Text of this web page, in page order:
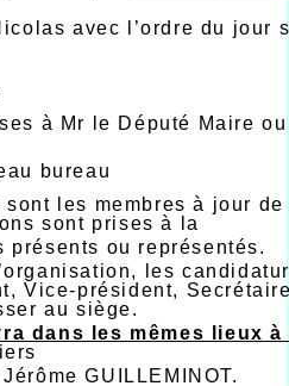
avec l’ordre du jour
à Mr le Député Maire
bureau
sont les membres à jour
sont prises à la
présents ou représentés.
les
Vice-président,
au siège.
dans les mêmes lieux
GUILLEMINOT.